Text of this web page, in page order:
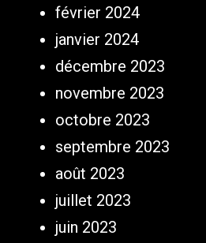
février 2024
janvier 2024
décembre 2023
novembre 2023
octobre 2023
septembre 2023
août 2023
juillet 2023
juin 2023